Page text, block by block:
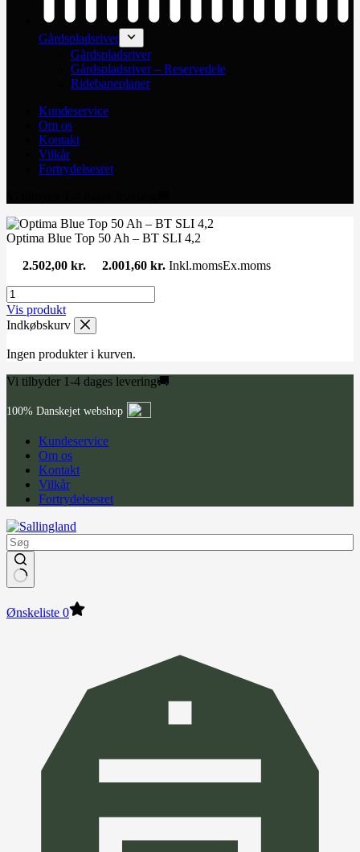
Gårdspladsriver
Gårdspladsriver
Gårdspladsriver – Reservedele
Ridebaneplaner
Kundeservice
Om os
Kontakt
Vilkår
Fortrydelsesret
Optima Blue Top 50 Ah – BT SLI 4,2
2.502,00 kr. 2.001,60 kr. Inkl.momsEx.moms
Vis produkt
Indkøbskurv
Ingen produkter i kurven.
Vi tilbyder 1-4 dages levering🚚
100% Danskejet webshop
Kundeservice
Om os
Kontakt
Vilkår
Fortrydelsesret
Ønskeliste 0